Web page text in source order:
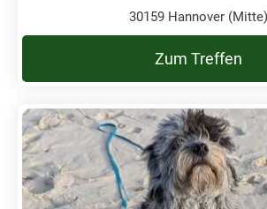
30159 Hannover (Mitte)
Zum Treffen